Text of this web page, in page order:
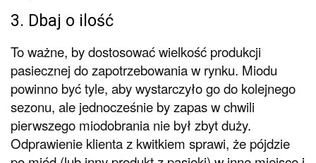
3. Dbaj o ilość
To ważne, by dostosować wielkość produkcji
pasiecznej do zapotrzebowania w rynku. Miodu
powinno być tyle, aby wystarczyło go do kolejnego
sezonu, ale jednocześnie by zapas w chwili
pierwszego miodobrania nie był zbyt duży.
Odprawienie klienta z kwitkiem sprawi, że pójdzie